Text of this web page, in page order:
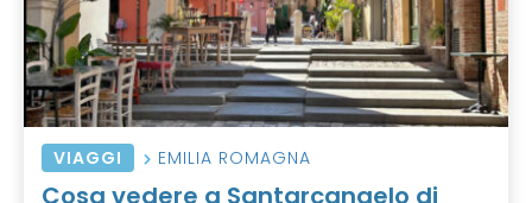
VIAGGI EMILIA ROMAGNA